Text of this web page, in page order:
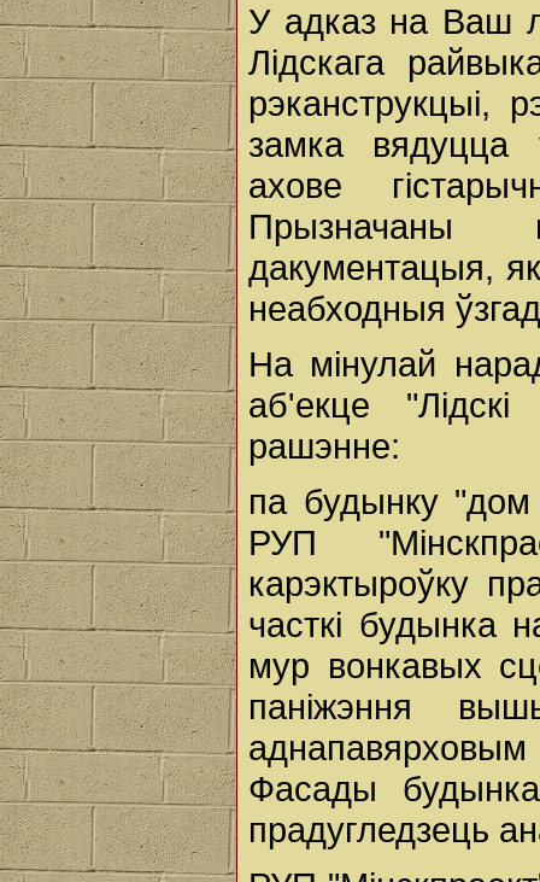
У адказ на Ваш
Лідскага
рэканструкцыі,
замка вядуцца
ахове
Прызначаны
дакументацыя,
неабходныя
На мінулай
аб'екце
рашэнне:
па будынку
РУП
карэктыроўку
часткі будынка
мур вонкавых
паніжэння
Фасады
прадугледзець